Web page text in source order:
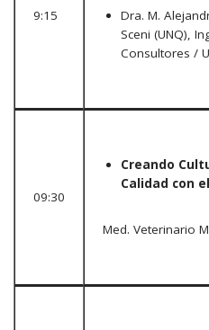
9:15
Dra. M.
Sceni (UNQ),
Consultores /
09:30
Creando
Calidad con
Med. Veterinario